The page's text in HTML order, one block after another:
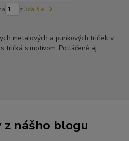
z 3ďalšie
metalových a punkových tričiek v
tričká s motívom. Potláčené aj
z nášho blogu